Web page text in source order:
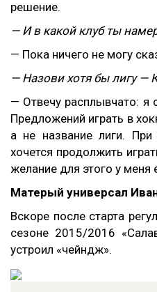
решение.
— И в какой клуб ты
— Пока ничего не могу
— Назови хотя бы лигу —
— Отвечу расплывчато: я
Предложений играть в
а не название лиги.
хочется продолжить
желание для этого у меня
Матерый универсал
Вскоре после старта
сезоне 2015/2016
устроил «чейндж».